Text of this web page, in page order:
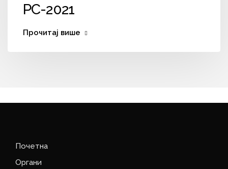
РС-2021
Прочитај више
Почетна
Органи